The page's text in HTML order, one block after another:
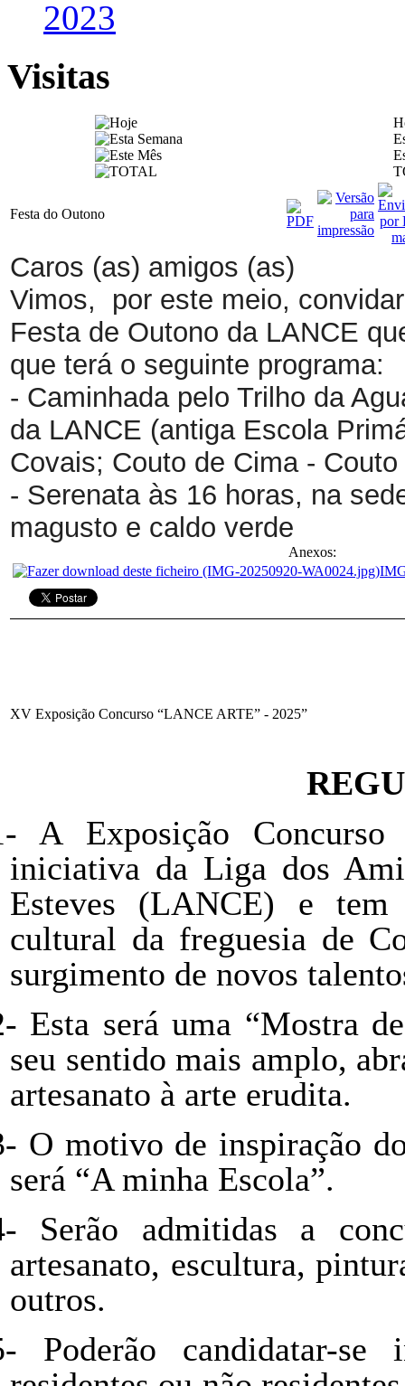
2023
Visitas
Festa do Outono
Caros (as) amigos (as)
Vimos, por este meio,
Festa de Outono da LANCE
que terá o seguinte programa:
- Caminhada pelo Trilho da
da LANCE (antiga Escola
Covais; Couto de Cima -
- Serenata às 16 horas, na
magusto e caldo verde
Anexos:
XV Exposição Concurso “LANCE ARTE” - 2025”
A Exposição
iniciativa da Liga dos
Esteves (LANCE) e
cultural da freguesia de
surgimento de novos
Esta será uma “Mostra
seu sentido mais amplo,
artesanato à arte erudita.
O motivo de inspiração
será “A minha Escola”.
Serão admitidas a
artesanato, escultura,
outros.
Poderão candidatar-